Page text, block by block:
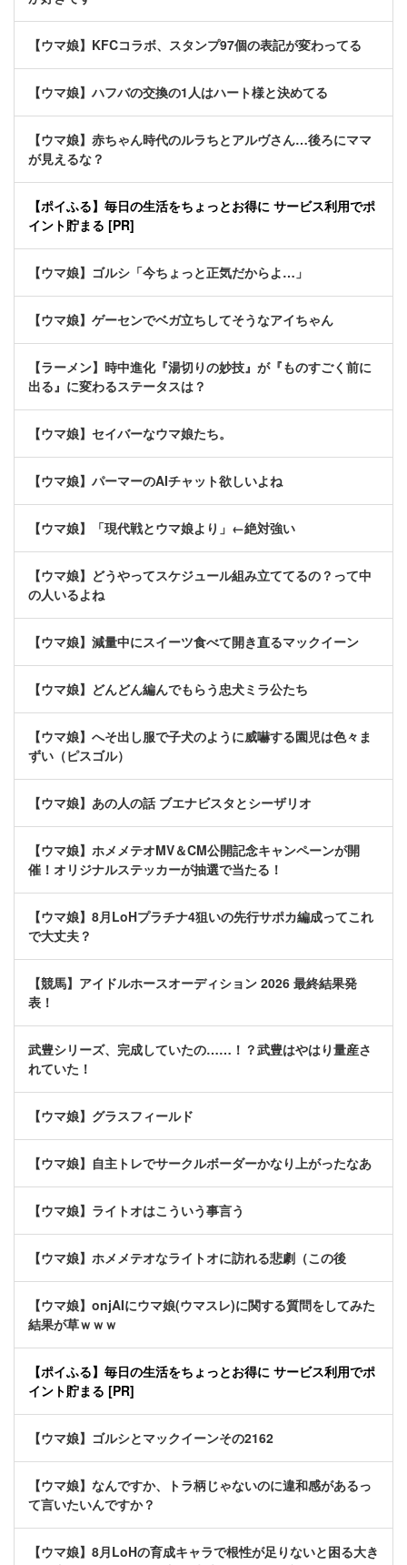
【ウマ娘】KFCコラボ、スタンプ97個の表記が変わってる
【ウマ娘】ハフバの交換の1人はハート様と決めてる
【ウマ娘】赤ちゃん時代のルラちとアルヴさん…後ろにママ
が見えるな？
【ポイふる】毎日の生活をちょっとお得に サービス利用でポ
イント貯まる [PR]
【ウマ娘】ゴルシ「今ちょっと正気だからよ…」
【ウマ娘】ゲーセンでベガ立ちしてそうなアイちゃん
【ラーメン】時中進化『湯切りの妙技』が『ものすごく前に
出る』に変わるステータスは？
【ウマ娘】セイバーなウマ娘たち。
【ウマ娘】パーマーのAIチャット欲しいよね
【ウマ娘】「現代戦とウマ娘より」←絶対強い
【ウマ娘】どうやってスケジュール組み立ててるの？って中
の人いるよね
【ウマ娘】減量中にスイーツ食べて開き直るマックイーン
【ウマ娘】どんどん編んでもらう忠犬ミラ公たち
【ウマ娘】へそ出し服で子犬のように威嚇する園児は色々ま
ずい（ピスゴル）
【ウマ娘】あの人の話 ブエナビスタとシーザリオ
【ウマ娘】ホメメテオMV＆CM公開記念キャンペーンが開
催！オリジナルステッカーが抽選で当たる！
【ウマ娘】8月LoHプラチナ4狙いの先行サポカ編成ってこれ
で大丈夫？
【競馬】アイドルホースオーディション 2026 最終結果発
表！
武豊シリーズ、完成していたの……！？武豊はやはり量産さ
れていた！
【ウマ娘】グラスフィールド
【ウマ娘】自主トレでサークルボーダーかなり上がったなあ
【ウマ娘】ライトオはこういう事言う
【ウマ娘】ホメメテオなライトオに訪れる悲劇（この後
【ウマ娘】onjAIにウマ娘(ウマスレ)に関する質問をしてみた
結果が草ｗｗｗ
【ポイふる】毎日の生活をちょっとお得に サービス利用でポ
イント貯まる [PR]
【ウマ娘】ゴルシとマックイーンその2162
【ウマ娘】なんですか、トラ柄じゃないのに違和感があるっ
て言いたいんですか？
【ウマ娘】8月LoHの育成キャラで根性が足りないと困る大き